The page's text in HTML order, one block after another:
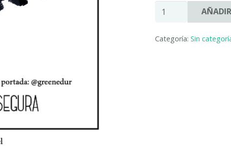
ALGUNAS
SOMBRAS
MI
Categoría: Sin